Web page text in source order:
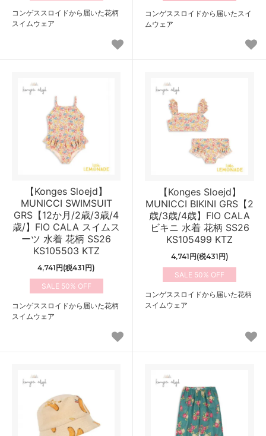
コンゲススロイドから届いた花柄
スイムウェア
コンゲススロイドから届いたスイ
ムウェア
【Konges Sloejd】
MUNICCI SWIMSUIT
GRS【12か月/2歳/3歳/4
歳/】FIO CALA スイムス
ーツ 水着 花柄 SS26
KS105503 KTZ
4,741円(税431円)
50%
コンゲススロイドから届いた花柄
スイムウェア
【Konges Sloejd】
MUNICCI BIKINI GRS【2
歳/3歳/4歳】FIO CALA
ビキニ 水着 花柄 SS26
KS105499 KTZ
4,741円(税431円)
50%
コンゲススロイドから届いた花柄
スイムウェア